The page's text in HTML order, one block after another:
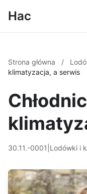
Hac
Strona główna /
klimatyzacja, a serwis
30.11.-0001 Lodówki i